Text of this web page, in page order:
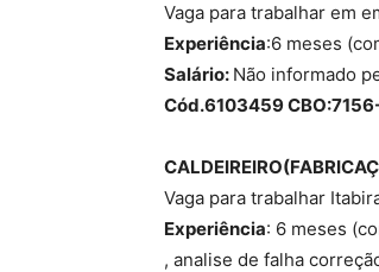
Vaga para trabalhar em
Experiência:6 meses
Salário: Não informado
Cód.6103459
Vaga para trabalhar
Experiência: 6 meses
, analise de falha